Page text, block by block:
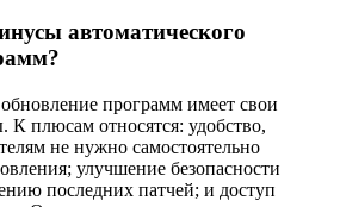
автоматического
программ имеет свои
плюсам относятся: удобство,
не нужно самостоятельно
улучшение безопасности
последних патчей; и доступ